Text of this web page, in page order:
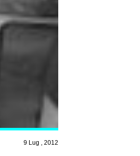
9 Lug , 2012